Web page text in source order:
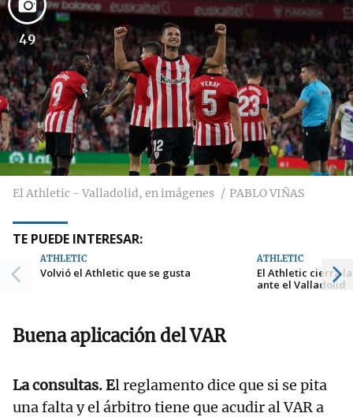
49
El Athletic - Valladolid, en imágenes PABLO VIÑAS
TE PUEDE INTERESAR:
ATHLETIC
Volvió el Athletic que se gusta
ATHLETIC
El Athletic cierra
ante el Valladolid
Buena aplicación del VAR
La consultas. El reglamento dice que si se pita
una falta y el árbitro tiene que acudir al VAR a